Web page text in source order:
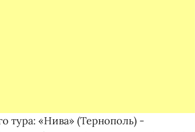
тура: «Нива» (Тернополь) -